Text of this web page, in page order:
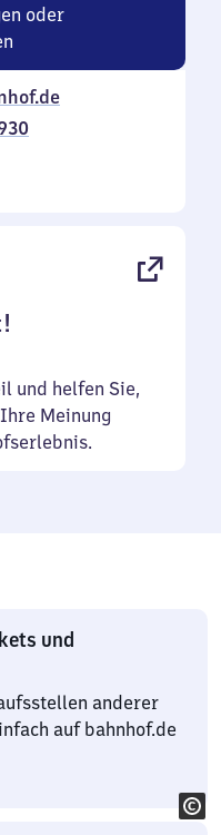
oder
und helfen Sie,
Meinung
und
anderer
auf bahnhof.de